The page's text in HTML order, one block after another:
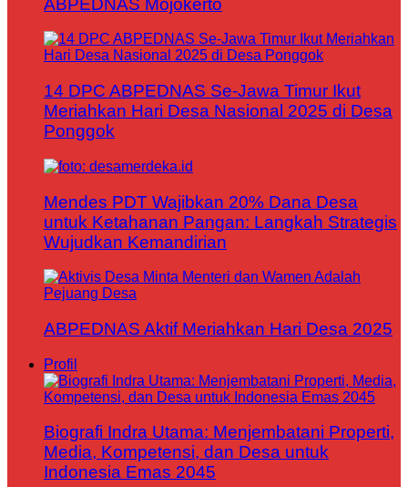
14 DPC ABPEDNAS Se-Jawa Timur Ikut
Meriahkan Hari Desa Nasional 2025 di Desa
Ponggok
Mendes PDT Wajibkan 20% Dana Desa
untuk Ketahanan Pangan: Langkah Strategis
Wujudkan Kemandirian
ABPEDNAS Aktif Meriahkan Hari Desa 2025
Profil
Biografi Indra Utama: Menjembatani Properti,
Media, Kompetensi, dan Desa untuk
Indonesia Emas 2045